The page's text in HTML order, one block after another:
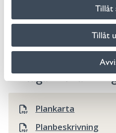
Tillåt
Tillåt
Plankarta
Planbeskrivning